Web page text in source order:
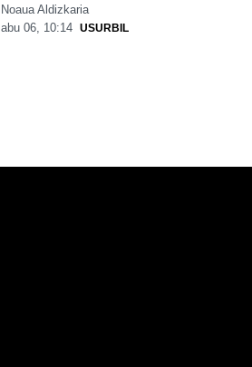
Noaua Aldizkaria
abu 06, 10:14 USURBIL